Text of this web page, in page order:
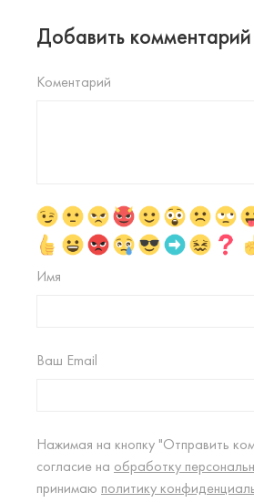
Добавить комментарий
Коментарий
Имя
Ваш Email
Нажимая на кнопку "Отправить
согласие на обработку
принимаю политику